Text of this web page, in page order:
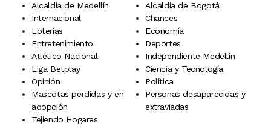
Alcaldía de Medellín
Alcaldía de Bogotá
Internacional
Chances
Loterías
Economía
Entretenimiento
Deportes
Atlético Nacional
Independiente Medellín
Liga Betplay
Ciencia y Tecnología
Opinión
Política
Mascotas perdidas y en
adopción
Personas desaparecidas y
extraviadas
Tejiendo Hogares